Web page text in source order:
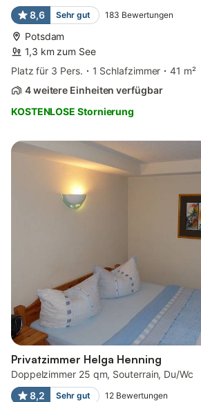
8,6 Sehr gut 183 Bewertungen
Potsdam
1,3 km zum See
Platz für 3 Pers.
1 Schlafzimmer
41 m²
4 weitere Einheiten verfügbar
KOSTENLOSE Stornierung
Privatzimmer Helga Henning
Doppelzimmer 25 qm, Souterrain, Du/Wc
8,2
Sehr gut 12 Bewertungen